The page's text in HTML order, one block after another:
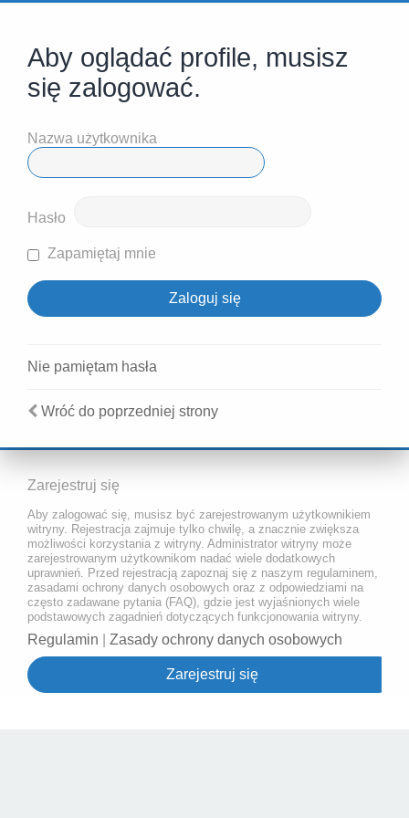
Aby oglądać profile, musisz
się zalogować.
Nazwa użytkownika
Hasło
Zapamiętaj mnie
Nie pamiętam hasła
Wróć do poprzedniej strony
Zarejestruj się
Aby zalogować się, musisz być zarejestrowanym użytkownikiem
witryny. Rejestracja zajmuje tylko chwilę, a znacznie zwiększa
możliwości korzystania z witryny. Administrator witryny może
zarejestrowanym użytkownikom nadać wiele dodatkowych
uprawnień. Przed rejestracją zapoznaj się z naszym regulaminem,
zasadami ochrony danych osobowych oraz z odpowiedziami na
często zadawane pytania (FAQ), gdzie jest wyjaśnionych wiele
podstawowych zagadnień dotyczących funkcjonowania witryny.
Regulamin Zasady ochrony danych osobowych
Zarejestruj się